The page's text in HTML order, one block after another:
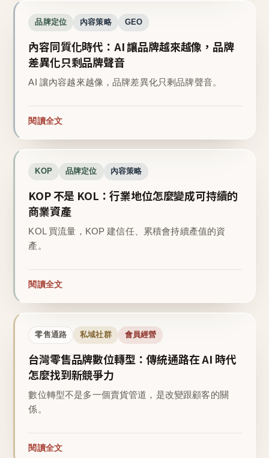
品牌定位 內容策略 GEO
內容同質化時代：AI 讓品牌越來越像，品牌
差異化只剩品牌聲音
AI 讓內容越來越像，品牌差異化只剩品牌聲音。
閱讀全文
KOP 品牌定位 內容策略
KOP 不是 KOL：行業地位怎麼變成可持續的
商業資產
KOL 買流量，KOP 建信任、累積會持續產值的資
產。
閱讀全文
零售通路 私域社群 會員經營
台灣零售品牌數位轉型：傳統通路在 AI 時代
怎麼找到新競爭力
數位轉型不是多一個賣貨管道，是改變跟顧客的關
係。
閱讀全文